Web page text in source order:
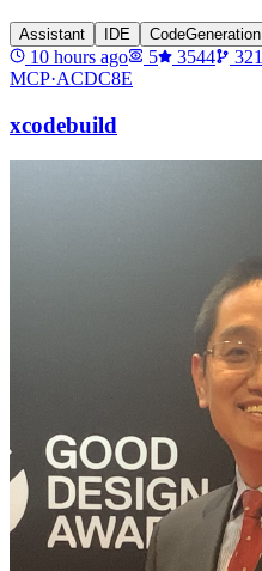
Assistant IDE CodeGeneration
10 hours ago 5 3544 321
MCP·ACDC8E
xcodebuild